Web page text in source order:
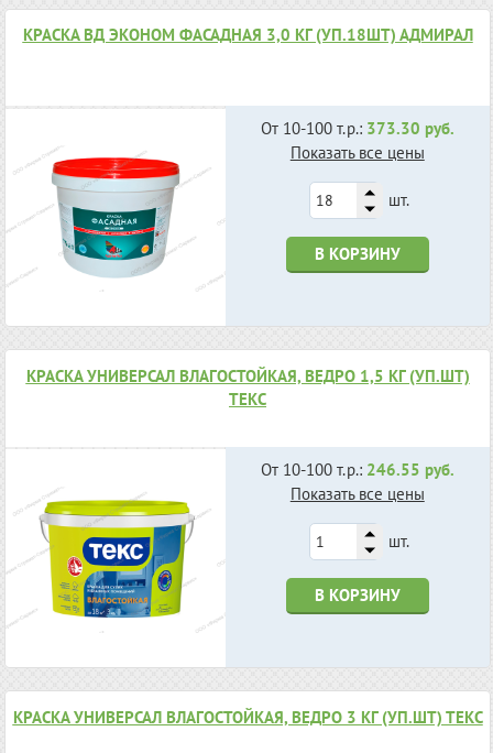
КРАСКА ВД ЭКОНОМ ФАСАДНАЯ 3,0 КГ (УП.18ШТ) АДМИРАЛ
От 10-100 т.р.: 373.30 руб.
Показать все цены
шт.
В КОРЗИНУ
КРАСКА УНИВЕРСАЛ ВЛАГОСТОЙКАЯ, ВЕДРО 1,5 КГ (УП.ШТ)
ТЕКС
От 10-100 т.р.: 246.55 руб.
Показать все цены
шт.
В КОРЗИНУ
КРАСКА УНИВЕРСАЛ ВЛАГОСТОЙКАЯ, ВЕДРО 3 КГ (УП.ШТ) ТЕКС